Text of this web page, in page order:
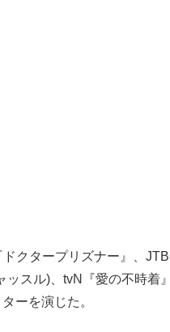
クタープリズナー』、
ッスル)、tvN『愛の不時着
ーを演じた。